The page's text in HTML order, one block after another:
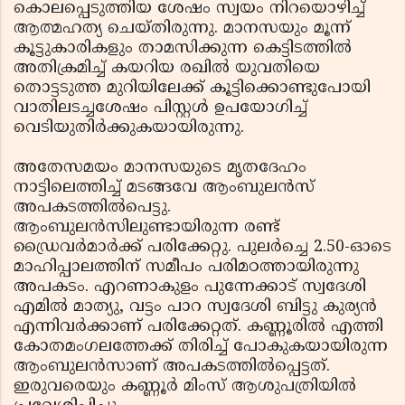
കൊലപ്പെടുത്തിയ ശേഷം സ്വയം നിറയൊഴിച്ച്
ആത്മഹത്യ ചെയ്തിരുന്നു. മാനസയും മൂന്ന്
കൂട്ടുകാരികളും താമസിക്കുന്ന കെട്ടിടത്തില്‍
അതിക്രമിച്ച് കയറിയ രഖില്‍ യുവതിയെ
തൊട്ടടുത്ത മുറിയിലേക്ക് കൂട്ടിക്കൊണ്ടുപോയി
വാതിലടച്ചശേഷം പിസ്റ്റള്‍ ഉപയോഗിച്ച്
വെടിയുതിര്‍ക്കുകയായിരുന്നു.
അതേസമയം മാനസയുടെ മൃതദേഹം
നാട്ടിലെത്തിച്ച് മടങ്ങവേ ആംബുലന്‍സ്
അപകടത്തില്‍പെട്ടു.
ആംബുലന്‍സിലുണ്ടായിരുന്ന രണ്ട്
ഡ്രൈവര്‍മാര്‍ക്ക് പരിക്കേറ്റു. പുലര്‍ച്ചെ 2.50-ഓടെ
മാഹിപ്പാലത്തിന് സമീപം പരിമഠത്തായിരുന്നു
അപകടം. എറണാകുളം പുന്നേക്കാട് സ്വദേശി
എമില്‍ മാത്യു, വട്ടം പാറ സ്വദേശി ബിട്ടു കുര്യന്‍
എന്നിവര്‍ക്കാണ് പരിക്കേറ്റത്. കണ്ണൂരില്‍ എത്തി
കോതമംഗലത്തേക്ക് തിരിച്ച് പോകുകയായിരുന്ന
ആംബുലന്‍സാണ് അപകടത്തില്‍പ്പെട്ടത്.
ഇരുവരെയും കണ്ണൂര്‍ മിംസ് ആശുപത്രിയില്‍